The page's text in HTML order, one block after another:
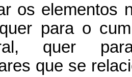
os elementos
para o
quer
que se